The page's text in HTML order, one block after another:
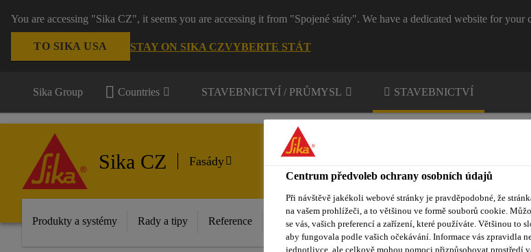
You are accessing "Sika CZ", it seems you are accessing it from "Spojené státy". We have a dedicated website for your
TO SIKA USA STAY ON SIKA CZVYBERTE STÁT
Sika Group Countries STAVEBNICTVÍ / PRŮMYSL STAVEBNICTVÍ
Sika CZ Fasády
Produkty a systémy Rady a tipy Reference Dokumenty Kontakty
Centrum předvoleb ochrany osobních údajů
Při návštěvě jakékoli webové stránky je pravděpodobné, že
na vašem prohlížeči, a to většinou ve formě souborů cookie.
se vás, vašich preferencí a zařízení, které používáte. Většinou to
aby fungovala podle vašich očekávání. Informace vás zpravidla
jednotlivce, ale celkově mohou pomoci přizpůsobovat prostředí